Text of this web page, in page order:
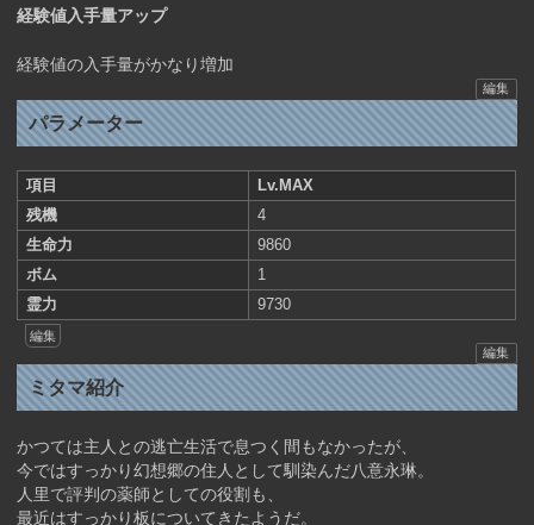
経験値入手量アップ
経験値の入手量がかなり増加
編集
パラメーター
項目
Lv.MAX
残機
4
生命力
9860
ボム
1
霊力
9730
編集
編集
ミタマ紹介
かつては主人との逃亡生活で息つく間もなかったが、
今ではすっかり幻想郷の住人として馴染んだ八意永琳。
人里で評判の薬師としての役割も、
最近はすっかり板についてきたようだ。